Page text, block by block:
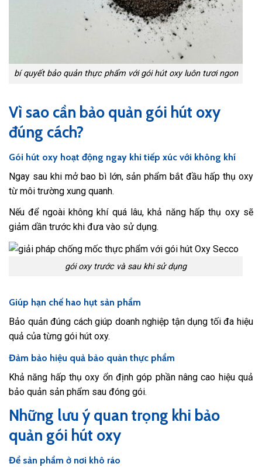
bí quyết bảo quản thực phẩm với gói hút oxy luôn tươi ngon
Vì sao cần bảo quản gói hút oxy
đúng cách?
Gói hút oxy hoạt động ngay khi tiếp xúc với không khí
Ngay sau khi mở bao bì lớn, sản phẩm bắt đầu hấp thụ oxy
từ môi trường xung quanh.
Nếu để ngoài không khí quá lâu, khả năng hấp thụ oxy sẽ
giảm dần trước khi đưa vào sử dụng.
gói oxy trước và sau khi sử dụng
Giúp hạn chế hao hụt sản phẩm
Bảo quản đúng cách giúp doanh nghiệp tận dụng tối đa hiệu
quả của từng gói hút oxy.
Đảm bảo hiệu quả bảo quản thực phẩm
Khả năng hấp thụ oxy ổn định góp phần nâng cao hiệu quả
bảo quản sản phẩm sau đóng gói.
Những lưu ý quan trọng khi bảo
quản gói hút oxy
Để sản phẩm ở nơi khô ráo